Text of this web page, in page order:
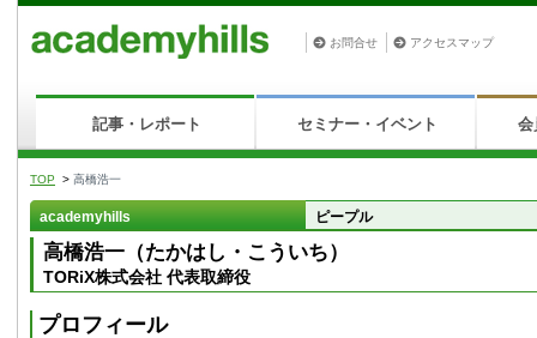
お問合せ アクセスマップ
記事・レポート セミナー・イベント 会
TOP > 高橋浩一
academyhills ピープル
高橋浩一（たかはし・こういち）
TORiX株式会社 代表取締役
プロフィール